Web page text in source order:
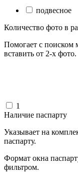
подвесное
Количество фото в
Помогает с поиском
вставить от 2-х фото.
1
Наличие паспарту
Указывает на
паспарту.
Формат окна
фильтром.